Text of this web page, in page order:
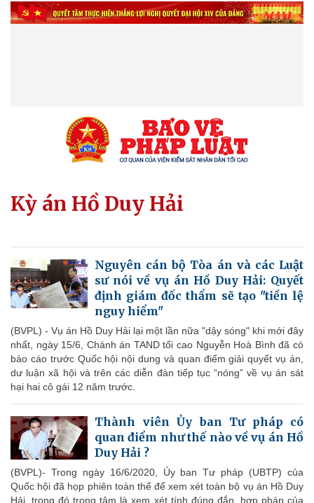
Kỳ án Hồ Duy Hải
Nguyên cán bộ Tòa án và các Luật
sư nói về vụ án Hồ Duy Hải: Quyết
định giám đốc thẩm sẽ tạo "tiền lệ
nguy hiểm"
(BVPL) - Vụ án Hồ Duy Hải lại một lần nữa "dậy sóng" khi mới đây
nhất, ngày 15/6, Chánh án TAND tối cao Nguyễn Hoà Bình đã có
báo cáo trước Quốc hội nội dung và quan điểm giải quyết vụ án,
dư luận xã hội và trên các diễn đàn tiếp tục “nóng” về vụ án sát
hại hai cô gái 12 năm trước.
Thành viên Ủy ban Tư pháp có
quan điểm như thế nào về vụ án Hồ
Duy Hải ?
(BVPL)- Trong ngày 16/6/2020, Ủy ban Tư pháp (UBTP) của
Quốc hội đã họp phiên toàn thể để xem xét toàn bộ vụ án Hồ Duy
Hải, trong đó trọng tâm là xem xét tính đúng đắn, hợp pháp của